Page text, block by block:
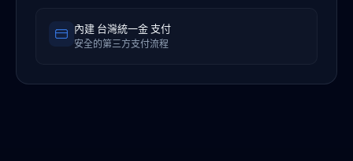
內建 台灣統一金 支付
安全的第三方支付流程